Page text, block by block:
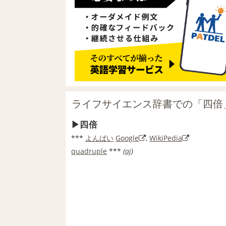
ライフサイエンス辞書での「四
四倍
*** よんばい Google , WikiPedia
quadruple *** (aj)